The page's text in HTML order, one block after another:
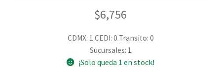
$6,756
CDMX: 1 CEDI: 0 Transito: 0
Sucursales: 1
¡Solo queda 1 en stock!